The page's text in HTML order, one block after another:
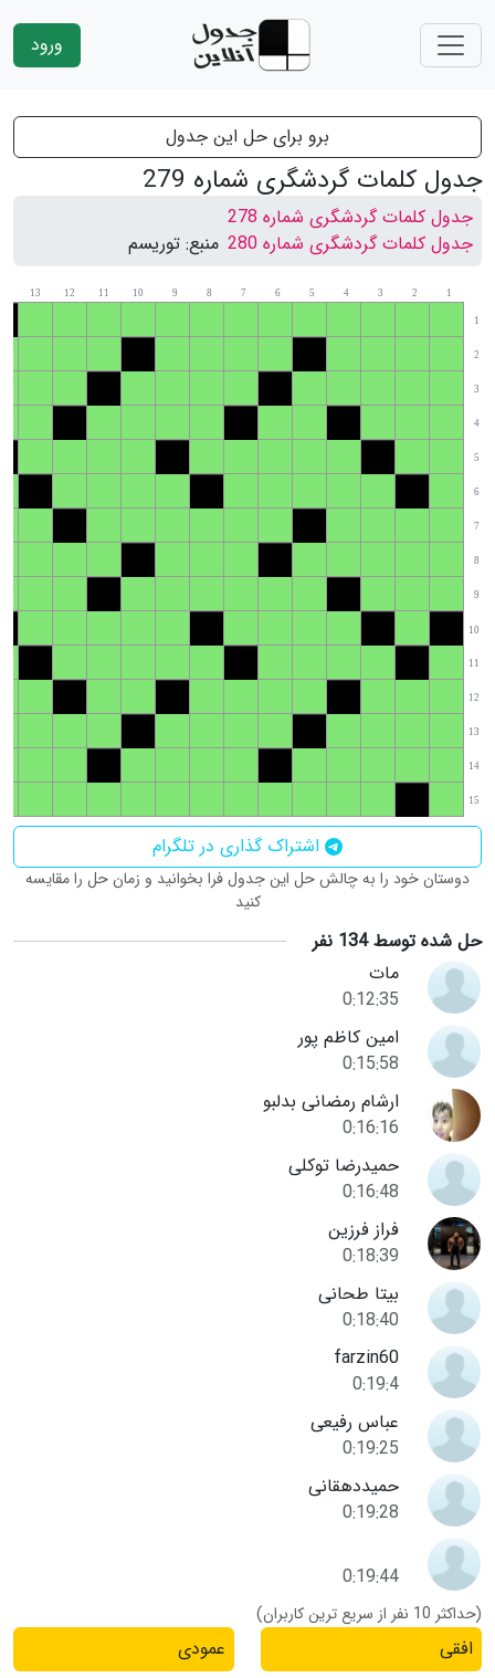
ورود
برو برای حل این جدول
جدول کلمات گردشگری شماره 279
جدول کلمات گردشگری شماره 278
جدول کلمات گردشگری شماره 280
منبع: توریسم
1
1
2
3
4
5
6
7
8
9
10
11
12
13
2
3
4
5
6
7
8
9
10
11
12
13
14
15
اشتراک گذاری در تلگرام
دوستان خود را به چالش حل این جدول فرا بخوانید و زمان حل را مقایسه
کنید
حل شده توسط 134 نفر
مات
0:12:35
امین کاظم پور
0:15:58
ارشام رمضانی بدلبو
0:16:16
حمیدرضا توکلی
0:16:48
فراز فرزین
0:18:39
بیتا طحانی
0:18:40
farzin60
0:19:4
عباس رفیعی
0:19:25
حمیددهقانی
0:19:28
0:19:44
(حداکثر 10 نفر از سریع ترین کاربران)
افقی
عمودی